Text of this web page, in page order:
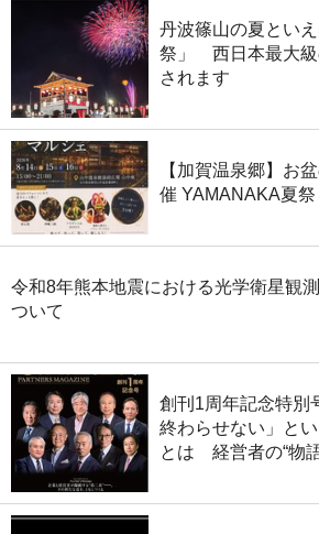
丹波篠山の夏とい
祭」 西日本最大級
されます
【加賀温泉郷】お
催 YAMANAKA夏祭
令和8年熊本地震における光学衛星観
ついて
創刊1周年記念特別
終わらせない」と
とは 経営者の“物
門誌『C.R.E.S.
vol.07』を発刊